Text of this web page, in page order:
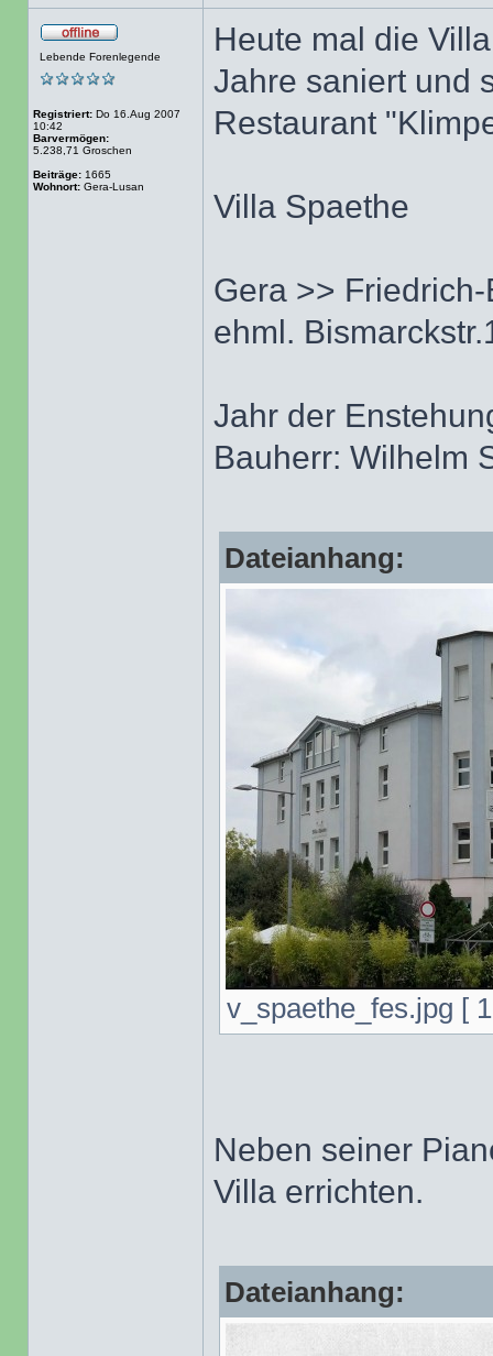
Lebende Forenlegende
Registriert: Do 16.Aug 2007
10:42
Barvermögen:
5.238,71 Groschen
Beiträge: 1665
Wohnort: Gera-Lusan
Heute mal die
Jahre saniert und
Restaurant
Villa Spaethe
Gera >>
ehml.
Jahr der
Bauherr: Wilhelm
Dateianhang:
v_spaethe_fes.jpg [
Neben seiner
Villa errichten.
Dateianhang: